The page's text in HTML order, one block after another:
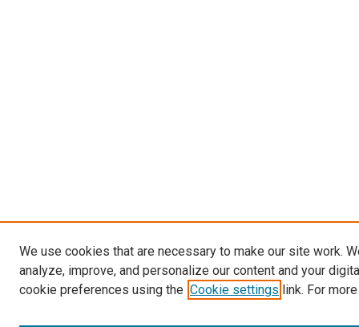
We use cookies that are necessary to make our site work.
analyze, improve, and personalize our content and your
cookie preferences using the Cookie settings link. For